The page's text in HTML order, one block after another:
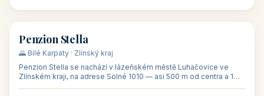
🏡 penzion
Penzion Stella
🌄 Bílé Karpaty · Zlínský kraj
Penzion Stella se nachází v lázeňském městě Luhačovice ve
Zlínském kraji, na adrese Solné 1010 — asi 500 m od centra a 1